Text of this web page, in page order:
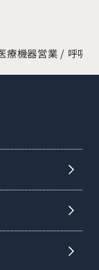
りがい】
あり、患
ハンズオン
を組み合
的に知識
内容】 ○医
手術の打
必要な器
器の説明 ○
療機器営業 / 呼吸